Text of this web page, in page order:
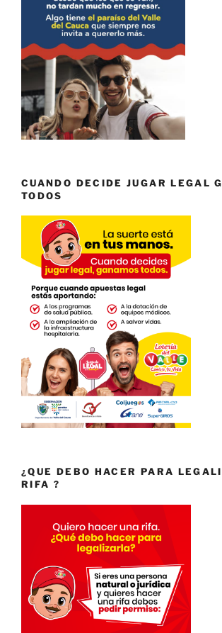
CUANDO DECIDE JUGAR LEGAL
TODOS
¿QUE DEBO HACER PARA
RIFA ?